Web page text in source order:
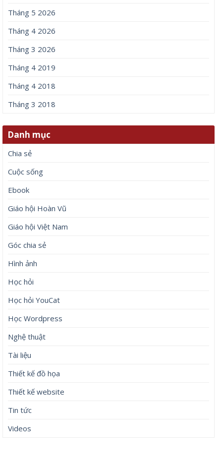
Tháng 5 2026
Tháng 4 2026
Tháng 3 2026
Tháng 4 2019
Tháng 4 2018
Tháng 3 2018
Danh mục
Chia sẻ
Cuộc sống
Ebook
Giáo hội Hoàn Vũ
Giáo hội Việt Nam
Góc chia sẻ
Hình ảnh
Học hỏi
Học hỏi YouCat
Học Wordpress
Nghệ thuật
Tài liệu
Thiết kế đồ họa
Thiết kế website
Tin tức
Videos